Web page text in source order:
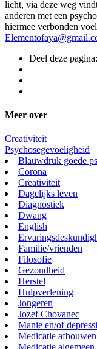
licht, via deze weg
anderen met een
hiermee verbonden
Deel deze pagina:
Meer over
Creativiteit
Psychosegevoeligheid
Blauwdruk goede
Corona
Creativiteit
Dagelijks leven
Diagnostiek
Dwang
English
Familie/vrienden
Filosofie
Gezondheid
Herstel
Hulpverlening
Jongeren
Jozef Chovanec
Manie en/of
Medicatie afbouwen